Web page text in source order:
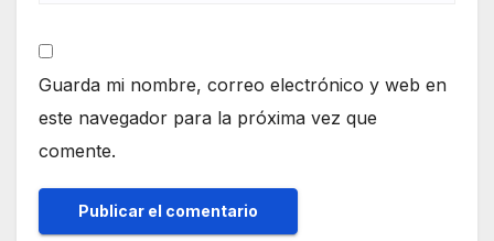
Guarda mi nombre, correo electrónico y web en
este navegador para la próxima vez que
comente.